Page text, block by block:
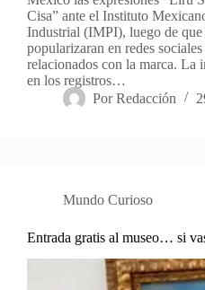
Cisa” ante el Instituto
Industrial (IMPI), luego de que
popularizaran en redes
relacionados con la marca. La
en los registros…
Por Redacción
Mundo Curioso
Entrada gratis al museo… si